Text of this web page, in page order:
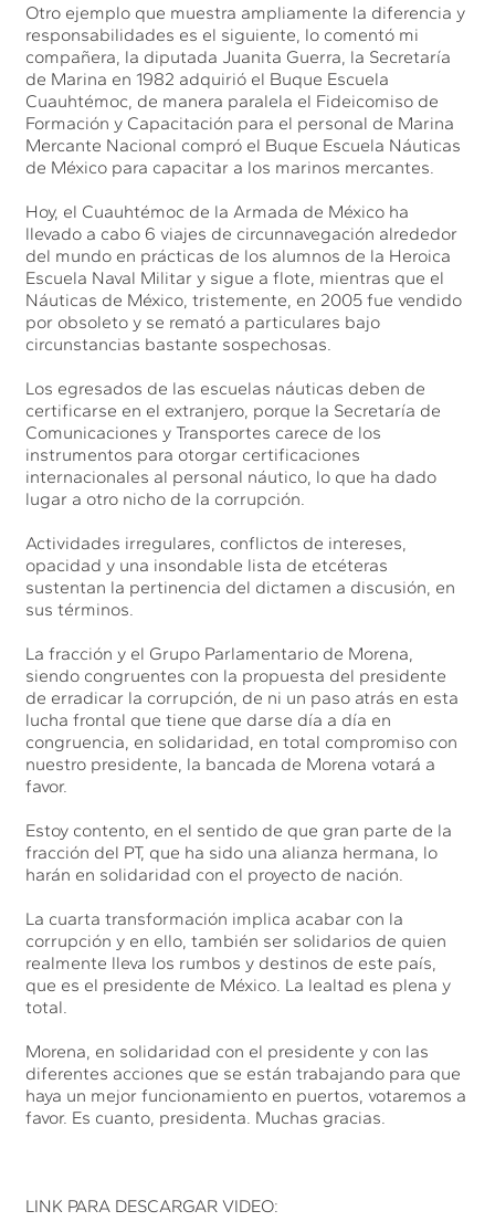
Otro ejemplo que muestra ampliamente la diferencia y
responsabilidades es el siguiente, lo comentó mi
compañera, la diputada Juanita Guerra, la Secretaría
de Marina en 1982 adquirió el Buque Escuela
Cuauhtémoc, de manera paralela el Fideicomiso de
Formación y Capacitación para el personal de Marina
Mercante Nacional compró el Buque Escuela Náuticas
de México para capacitar a los marinos mercantes.
Hoy, el Cuauhtémoc de la Armada de México ha
llevado a cabo 6 viajes de circunnavegación alrededor
del mundo en prácticas de los alumnos de la Heroica
Escuela Naval Militar y sigue a flote, mientras que el
Náuticas de México, tristemente, en 2005 fue vendido
por obsoleto y se remató a particulares bajo
circunstancias bastante sospechosas.
Los egresados de las escuelas náuticas deben de
certificarse en el extranjero, porque la Secretaría de
Comunicaciones y Transportes carece de los
instrumentos para otorgar certificaciones
internacionales al personal náutico, lo que ha dado
lugar a otro nicho de la corrupción.
Actividades irregulares, conflictos de intereses,
opacidad y una insondable lista de etcéteras
sustentan la pertinencia del dictamen a discusión, en
sus términos.
La fracción y el Grupo Parlamentario de Morena,
siendo congruentes con la propuesta del presidente
de erradicar la corrupción, de ni un paso atrás en esta
lucha frontal que tiene que darse día a día en
congruencia, en solidaridad, en total compromiso con
nuestro presidente, la bancada de Morena votará a
favor.
Estoy contento, en el sentido de que gran parte de la
fracción del PT, que ha sido una alianza hermana, lo
harán en solidaridad con el proyecto de nación.
La cuarta transformación implica acabar con la
corrupción y en ello, también ser solidarios de quien
realmente lleva los rumbos y destinos de este país,
que es el presidente de México. La lealtad es plena y
total.
Morena, en solidaridad con el presidente y con las
diferentes acciones que se están trabajando para que
haya un mejor funcionamiento en puertos, votaremos a
favor. Es cuanto, presidenta. Muchas gracias.
LINK PARA DESCARGAR VIDEO: